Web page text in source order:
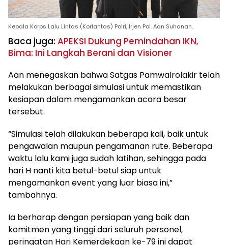
Kepala Korps Lalu Lintas (Korlantas) Polri, Irjen Pol. Aan Suhanan.
Baca juga: APEKSI Dukung Pemindahan IKN,
Bima: Ini Langkah Berani dan Visioner
Aan menegaskan bahwa Satgas Pamwalrolakir telah
melakukan berbagai simulasi untuk memastikan
kesiapan dalam mengamankan acara besar
tersebut.
“Simulasi telah dilakukan beberapa kali, baik untuk
pengawalan maupun pengamanan rute. Beberapa
waktu lalu kami juga sudah latihan, sehingga pada
hari H nanti kita betul-betul siap untuk
mengamankan event yang luar biasa ini,”
tambahnya.
Ia berharap dengan persiapan yang baik dan
komitmen yang tinggi dari seluruh personel,
peringatan Hari Kemerdekaan ke-79 ini dapat